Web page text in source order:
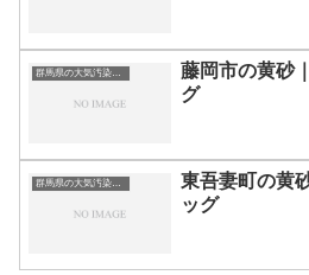
群馬県の大気汚染・PM2.5・黄砂・エアロゾルの数値
藤岡市の黄砂
グ
群馬県の大気汚染・PM2.5・黄砂・エアロゾルの数値
東吾妻町の黄
ッグ